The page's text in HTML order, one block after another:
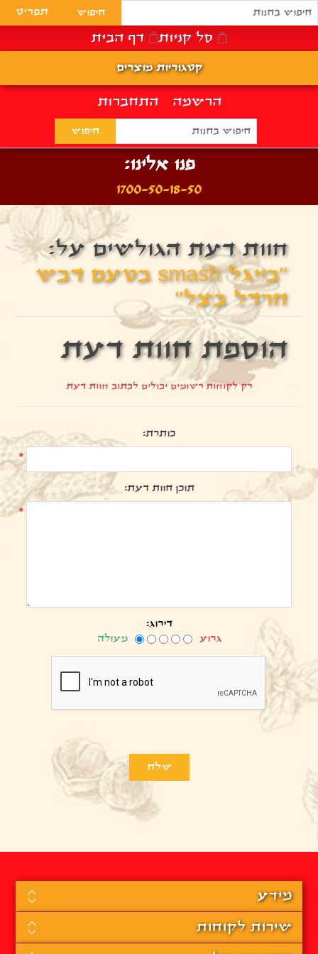
הרשמה התחברות
סל קניות דף הבית
פנו אלינו:
1700-50-18-50
חוות דעת הגולשים על:
בייגל smash בטעם דבש
חרדל בצל
הוספת חוות דעת
רק לקוחות רשומים יכולים לכתוב חוות דעת
כותרת:
*
תוכן חוות דעת:
*
דירוג:
גרוע
מעולה
מידע
שירות לקוחות
תפריט
קטגוריות מוצרים